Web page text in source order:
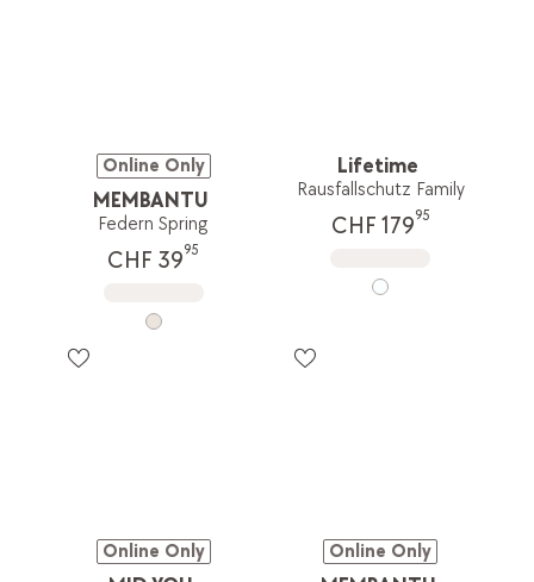
Online Only
MEMBANTU
Federn Spring
CHF 3995
Lifetime
Rausfallschutz Family
CHF 17995
Online Only Online Only